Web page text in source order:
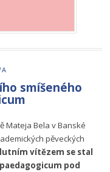
smíšeného
Mateja Bela v Banské
pěveckých
vítězem se stal
pod